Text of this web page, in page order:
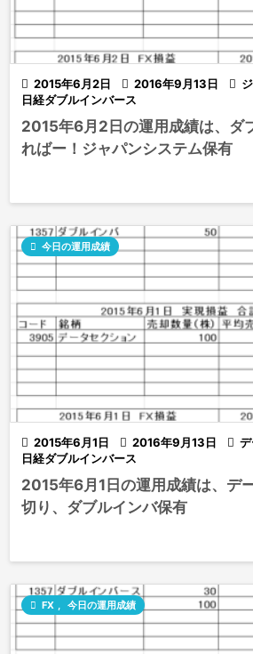
 2015年6月2日  2016年9月13日 
日経ダブルインバース
2015年6月2日の運用成績は、ダ
ればー！ジャパンシステム保有
 2015年6月1日  2016年9月13日
 今日の運用成績

日経ダブルインバース
2015年6月1日の運用成績は、デ
切り、ダブルインバ保有
 FX , 今日の運用成績